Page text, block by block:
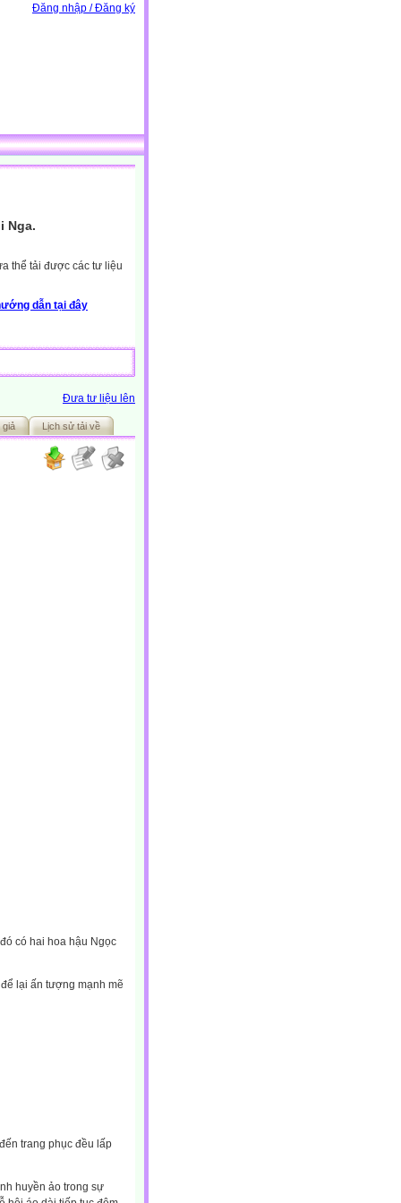
Đăng nhập / Đăng ký
Nga.
thể tải được các tư liệu
dẫn tại đây
Đưa tư liệu lên
giả Lịch sử tải về
có hai hoa hậu Ngọc
lại ấn tượng mạnh mẽ
trang phục đều lấp
huyền ảo trong sự